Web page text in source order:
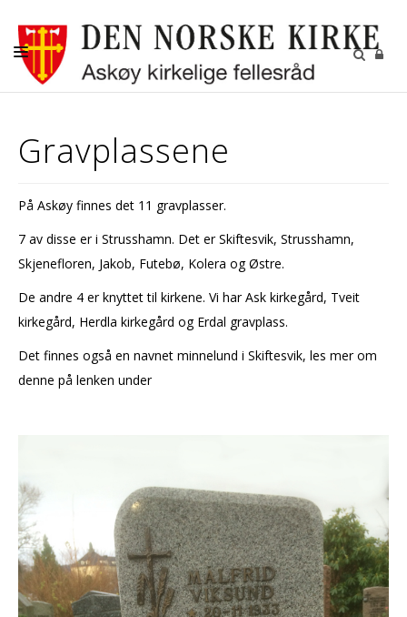
KALENDER
KONFIRMASJON
UNGDOM
MENIGHETSBLADET
Gravplassene
På Askøy finnes det 11 gravplasser.
7 av disse er i Strusshamn. Det er Skiftesvik, Strusshamn,
Skjenefloren, Jakob, Futebø, Kolera og Østre.
De andre 4 er knyttet til kirkene. Vi har Ask kirkegård, Tveit
kirkegård, Herdla kirkegård og Erdal gravplass.
Det finnes også en navnet minnelund i Skiftesvik, les mer om
denne på lenken under